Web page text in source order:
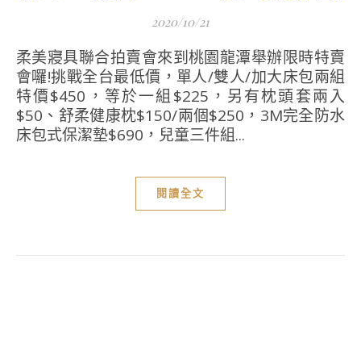
2020/10/21
柔美寢具聯合拍賣會來到桃園龍潭舉辦限時特賣
會囉!挑戰全台最低價，單人/雙人/加大床包兩組
特價$450，等於一組$225，另有枕頭套兩入
$50、舒柔健康枕$150/兩個$250，3M完全防水
床包式保潔墊$690，兒童三件組...
閱讀全文